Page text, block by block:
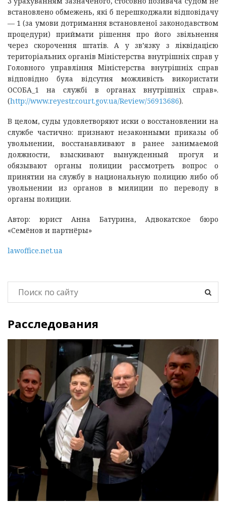
встановлено обмежень, які б перешкоджали відповідачу
— 1 (за умови дотримання встановленої законодавством
процедури) приймати рішення про його звільнення
через скорочення штатів. А у зв’язку з ліквідацією
територіальних органів Міністерства внутрішніх справ у
Головного управління Міністерства внутрішніх справ
відповідно була відсутня можливість використати
ОСОБА_1 на службі в органах внутрішніх справ».
(http://www.reyestr.court.gov.ua/Review/56913686).
В целом, суды удовлетворяют иски о восстановлении на
службе частично: признают незаконными приказы об
увольнении, восстанавливают в ранее занимаемой
должности, взыскивают вынужденный прогул и
обязывают органы полиции рассмотреть вопрос о
принятии на службу в национальную полицию либо об
увольнении из органов в милиции по переводу в
органы полиции.
Автор: юрист Анна Батурина, Адвокатское бюро
«Семёнов и партнёры»
lawoffice.net.ua
Расследования